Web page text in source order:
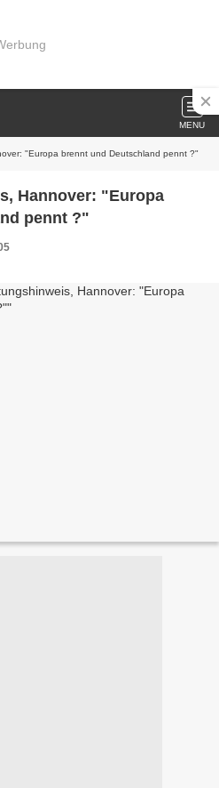
MENU
"Europa brennt und Deutschland pennt ?"
Hannover: "Europa
pennt ?"